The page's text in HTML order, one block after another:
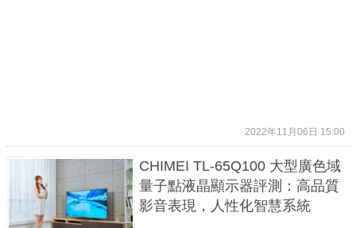
2022年11月06日 15:00
CHIMEI TL-65Q100 大型廣色域
量子點液晶顯示器評測：高品質
影音表現，人性化智慧系統